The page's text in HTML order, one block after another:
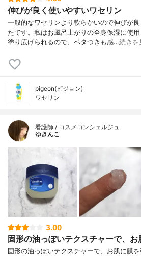
伸びが良く使いやすいワセリン
一般的なワセリンより軟らかいので伸びが
たです。私はお風呂上がりの全身保湿に使
塗り広げられるので、ベタつきも感…続きを
pigeon(ピジョン)
ワセリン
看護師 / コスメコンシェルジュ
ゆきんこ
3.00
固形の油っぽいテクスチャーで、お
固形の油っぽいテクスチャーで、お肌に膜